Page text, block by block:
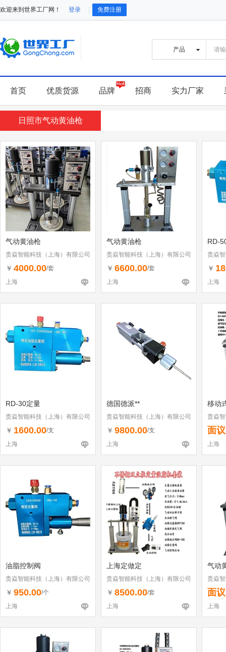
欢迎来到世界工厂网！ 登录 免费注册
首页 优质货源 品牌 招商 实力厂家
日照市气动黄油枪
气动黄油枪
贵焱智能科技（上海）有限公司
￥ 4000.00/套
上海
气动黄油枪
贵焱智能科技（上海）有限公司
￥ 6600.00/套
上海
RD-
贵焱
￥
上海
RD-30定量
贵焱智能科技（上海）有限公司
￥ 1600.00/支
上海
德国德派**
贵焱智能科技（上海）有限公司
￥ 9800.00/支
上海
移动
贵焱
面议
上海
油脂控制阀
贵焱智能科技（上海）有限公司
￥ 950.00/个
上海
上海定做定
贵焱智能科技（上海）有限公司
￥ 8500.00/套
上海
气动
贵焱
面议
上海